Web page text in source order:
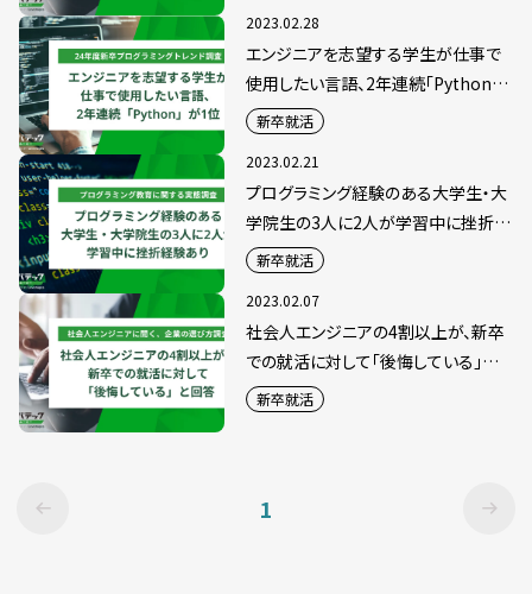
2023.02.28
エンジニアを志望する学生が仕事で
使用したい言語、2年連続「Python」
が1位
新卒就活
2023.02.21
プログラミング経験のある大学生・大
学院生の3人に2人が学習中に挫折経
験あり
新卒就活
2023.02.07
社会人エンジニアの4割以上が、新卒
での就活に対して「後悔している」と
回答
新卒就活
1